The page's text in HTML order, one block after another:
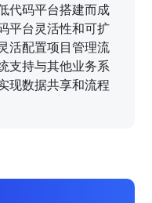
代码平台搭建而成
平台灵活性和可扩
活配置项目管理流
支持与其他业务系
现数据共享和流程